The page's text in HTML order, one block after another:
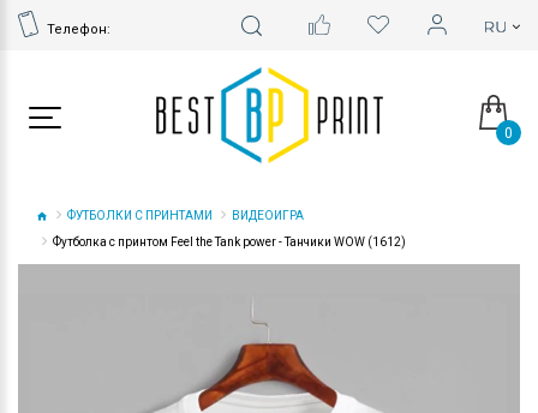
Телефон:
0
ФУТБОЛКИ С ПРИНТАМИ
ВИДЕОИГРА
Футболка с принтом Feel the Tank power - Танчики WOW (1612)